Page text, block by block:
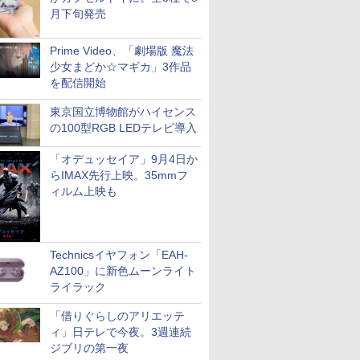
月下旬発売
Prime Video、「劇場版 魔法
少女まどか☆マギカ」3作品
を配信開始
東京国立博物館がハイセンス
の100型RGB LEDテレビ導入
「オデュッセイア」9月4日か
らIMAX先行上映。35mmフ
ィルム上映も
Technicsイヤフォン「EAH-
AZ100」に新色ムーンライト
ライラック
「借りぐらしのアリエッテ
ィ」日テレで今夜。3週連続
ジブリの第一夜